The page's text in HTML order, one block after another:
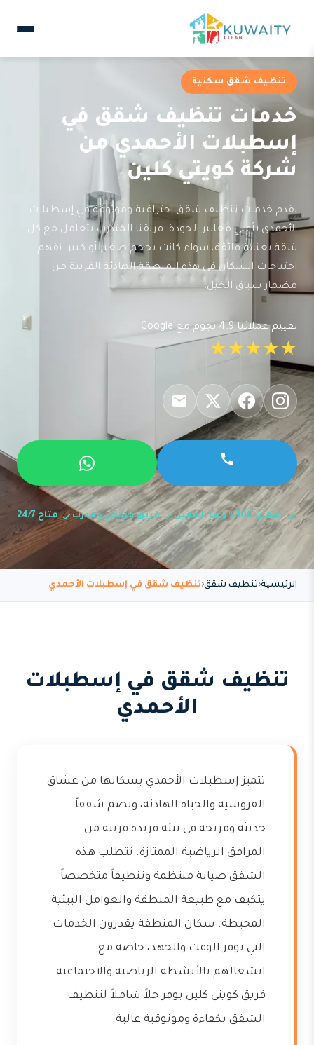
تنظيف شقق سكنية
خدمات تنظيف شقق في
إسطبلات الأحمدي من
شركة كويتي كلين
نقدم خدمات تنظيف شقق احترافية وموثوقة في إسطبلات
الأحمدي بأعلى معايير الجودة. فريقنا المتدرب يتعامل مع كل
شقة بعناية فائقة، سواء كانت بحجم صغير أو كبير. نفهم
احتياجات السكان في هذه المنطقة الهادئة القريبة من
مضمار سباق الخيل.
تقييم عملائنا 4.9 نجوم مع Google
★★★★★
ضمان 100% رضا العميل فريق مرخص ومدرب متاح 24/7
الرئيسية تنظيف شقق تنظيف شقق في إسطبلات الأحمدي
تنظيف شقق في إسطبلات
الأحمدي
تتميز إسطبلات الأحمدي بسكانها من عشاق
الفروسية والحياة الهادئة، وتضم شققاً
حديثة ومريحة في بيئة فريدة قريبة من
المرافق الرياضية الممتازة. تتطلب هذه
الشقق صيانة منتظمة وتنظيفاً متخصصاً
يتكيف مع طبيعة المنطقة والعوامل البيئية
المحيطة. سكان المنطقة يقدرون الخدمات
التي توفر الوقت والجهد، خاصة مع
انشغالهم بالأنشطة الرياضية والاجتماعية.
فريق كويتي كلين يوفر حلاً شاملاً لتنظيف
الشقق بكفاءة وموثوقية عالية.